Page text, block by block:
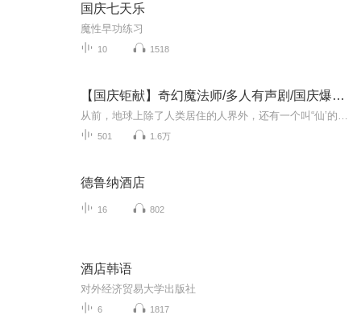
国庆七天乐
魔性早功练习
10 1518
【国庆钜献】奇幻魔法师/多人有声剧/国庆爆更七天乐
501 1.6万
德鲁纳酒店
16 802
酒店韩语
对外经济贸易大学出版社
6 1817